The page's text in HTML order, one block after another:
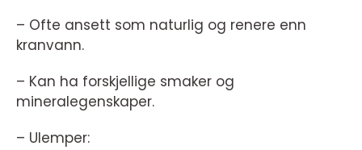
– Ofte ansett som naturlig og renere enn
kranvann.
– Kan ha forskjellige smaker og
mineralegenskaper.
– Ulemper: